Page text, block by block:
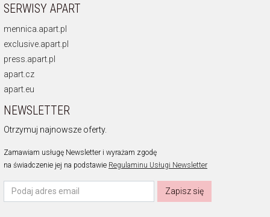
SERWISY APART
mennica.apart.pl
exclusive.apart.pl
press.apart.pl
apart.cz
apart.eu
NEWSLETTER
Otrzymuj najnowsze oferty.
Zamawiam usługę Newsletter i wyrażam zgodę
na świadczenie jej na podstawie Regulaminu Usługi Newsletter
Zapisz się